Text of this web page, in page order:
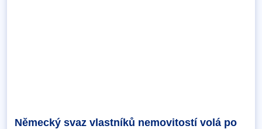
Německý svaz vlastníků nemovitostí volá po